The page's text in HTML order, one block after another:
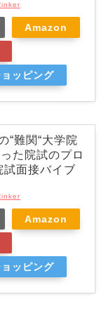
Amazon
ッピング
“難関“大学院
た院試のプロ
試面接バイブ
Amazon
ッピング